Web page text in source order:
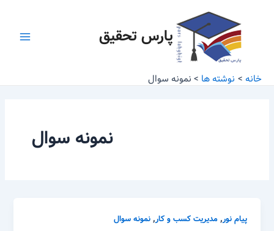
پارس تحقیق
خانه نوشته ها نمونه سوال
نمونه سوال
پیام نور,مدیریت کسب و کار,نمونه سوال